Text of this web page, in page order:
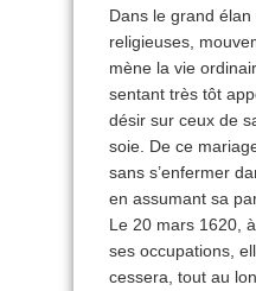
Dans le grand
religieuses,
mène la vie
sentant très tôt
désir sur ceux de
soie. De ce
sans s’enfermer
en assumant sa
Le 20 mars 1620,
ses occupations,
cessera, tout au